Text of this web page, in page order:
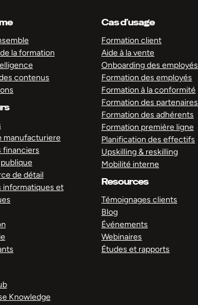
la formation
contenus
manufacturiere
financiers
de détail
informatiques et
Knowledge
Cas d’usage
Formation client
Aide à la vente
Onboarding des employés
Formation des employés
Formation à la conformité
Formation des partenaires
Formation des adhérents
Formation première ligne
Planification des effectifs
Upskilling & reskilling
Mobilité interne
Resources
Témoignages clients
Blog
Événements
Webinaires
Études et rapports